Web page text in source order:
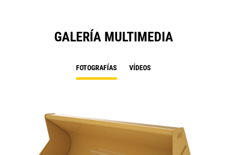
GALERÍA MULTIMEDIA
FOTOGRAFÍAS VÍDEOS